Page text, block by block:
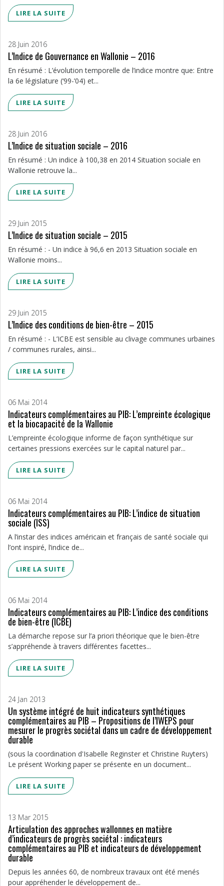
LIRE LA SUITE
28 Juin 2016
L’Indice de Gouvernance en Wallonie – 2016
En résumé : L’évolution temporelle de l’indice montre que: Entre
la 6e législature (‘99-’04) et...
LIRE LA SUITE
28 Juin 2016
L’Indice de situation sociale – 2016
En résumé : Un indice à 100,38 en 2014 Situation sociale en
Wallonie retrouve la...
LIRE LA SUITE
29 Juin 2015
L’Indice de situation sociale – 2015
En résumé : - Un indice à 96,6 en 2013 Situation sociale en
Wallonie moins...
LIRE LA SUITE
29 Juin 2015
L’Indice des conditions de bien-être – 2015
En résumé : - L’ICBE est sensible au clivage communes urbaines
/ communes rurales, ainsi...
LIRE LA SUITE
06 Mai 2014
Indicateurs complémentaires au PIB: L’empreinte écologique
et la biocapacité de la Wallonie
L’empreinte écologique informe de façon synthétique sur
certaines pressions exercées sur le capital naturel par...
LIRE LA SUITE
06 Mai 2014
Indicateurs complémentaires au PIB: L’indice de situation
sociale (ISS)
A l’instar des indices américain et français de santé sociale qui
l’ont inspiré, l’indice de...
LIRE LA SUITE
06 Mai 2014
Indicateurs complémentaires au PIB: L’indice des conditions
de bien-être (ICBE)
La démarche repose sur l’a priori théorique que le bien-être
s’appréhende à travers différentes facettes...
LIRE LA SUITE
24 Jan 2013
Un système intégré de huit indicateurs synthétiques
complémentaires au PIB – Propositions de l’IWEPS pour
mesurer le progrès sociétal dans un cadre de développement
durable
(sous la coordination d'Isabelle Reginster et Christine Ruyters)
Le présent Working paper se présente en un document...
LIRE LA SUITE
13 Mar 2015
Articulation des approches wallonnes en matière
d’indicateurs de progrès sociétal : indicateurs
complémentaires au PIB et indicateurs de développement
durable
Depuis les années 60, de nombreux travaux ont été menés
pour appréhender le développement de...